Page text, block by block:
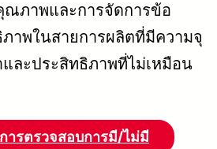
ภาพและการจัดการข้อ
าพในสายการผลิตที่มีความจุ
ละประสิทธิภาพที่ไม่เหมือน
ารตรวจสอบการมี/ไม่มี